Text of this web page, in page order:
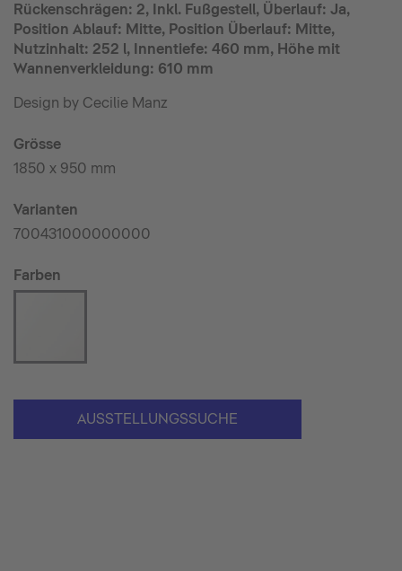
Rückenschrägen: 2, Inkl. Fußgestell, Überlauf: Ja,
Position Ablauf: Mitte, Position Überlauf: Mitte,
Nutzinhalt: 252 l, Innentiefe: 460 mm, Höhe mit
Wannenverkleidung: 610 mm
Design by Cecilie Manz
Grösse
1850 x 950 mm
Varianten
700431000000000
Farben
AUSSTELLUNGSSUCHE